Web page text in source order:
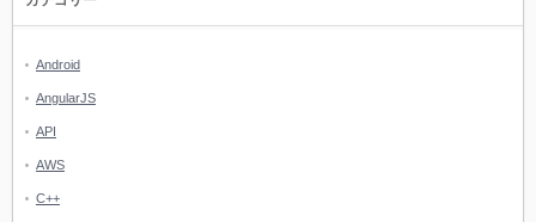
Android
AngularJS
API
AWS
C++